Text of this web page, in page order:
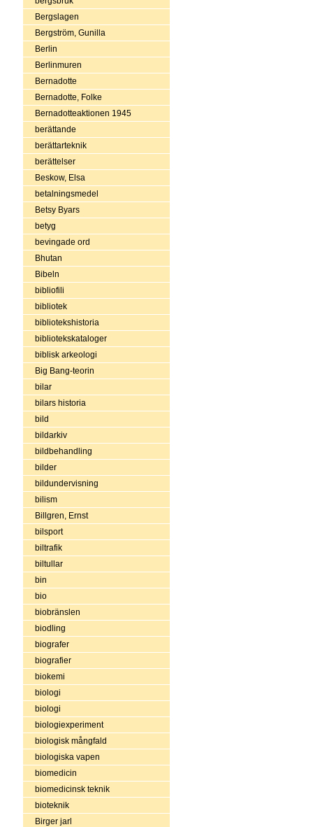
Bergslagen
Bergström, Gunilla
Berlin
Berlinmuren
Bernadotte
Bernadotte, Folke
Bernadotteaktionen 1945
berättande
berättarteknik
berättelser
Beskow, Elsa
betalningsmedel
Betsy Byars
betyg
bevingade ord
Bhutan
Bibeln
bibliofili
bibliotek
bibliotekshistoria
bibliotekskataloger
biblisk arkeologi
Big Bang-teorin
bilar
bilars historia
bild
bildarkiv
bildbehandling
bilder
bildundervisning
bilism
Billgren, Ernst
bilsport
biltrafik
biltullar
bin
bio
biobränslen
biodling
biografer
biografier
biokemi
biologi
biologi
biologiexperiment
biologisk mångfald
biologiska vapen
biomedicin
biomedicinsk teknik
bioteknik
Birger jarl